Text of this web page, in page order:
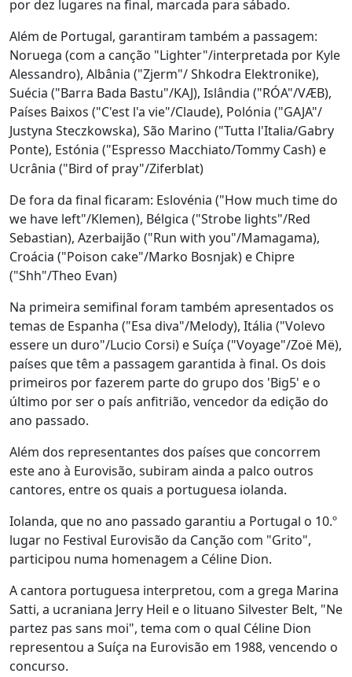
por dez lugares na final, marcada para sábado.
Além de Portugal, garantiram também a passagem:
Noruega (com a canção "Lighter"/interpretada por Kyle
Alessandro), Albânia ("Zjerm"/ Shkodra Elektronike),
Suécia ("Barra Bada Bastu"/KAJ), Islândia ("RÓA"/VÆB),
Países Baixos ("C'est l'a vie"/Claude), Polónia ("GAJA"/
Justyna Steczkowska), São Marino ("Tutta l'Italia/Gabry
Ponte), Estónia ("Espresso Macchiato/Tommy Cash) e
Ucrânia ("Bird of pray"/Ziferblat)
De fora da final ficaram: Eslovénia ("How much time do
we have left"/Klemen), Bélgica ("Strobe lights"/Red
Sebastian), Azerbaijão ("Run with you"/Mamagama),
Croácia ("Poison cake"/Marko Bosnjak) e Chipre
("Shh"/Theo Evan)
Na primeira semifinal foram também apresentados os
temas de Espanha ("Esa diva"/Melody), Itália ("Volevo
essere un duro"/Lucio Corsi) e Suíça ("Voyage"/Zoë Më),
países que têm a passagem garantida à final. Os dois
primeiros por fazerem parte do grupo dos 'Big5' e o
último por ser o país anfitrião, vencedor da edição do
ano passado.
Além dos representantes dos países que concorrem
este ano à Eurovisão, subiram ainda a palco outros
cantores, entre os quais a portuguesa iolanda.
Iolanda, que no ano passado garantiu a Portugal o 10.º
lugar no Festival Eurovisão da Canção com "Grito",
participou numa homenagem a Céline Dion.
A cantora portuguesa interpretou, com a grega Marina
Satti, a ucraniana Jerry Heil e o lituano Silvester Belt, "Ne
partez pas sans moi", tema com o qual Céline Dion
representou a Suíça na Eurovisão em 1988, vencendo o
concurso.